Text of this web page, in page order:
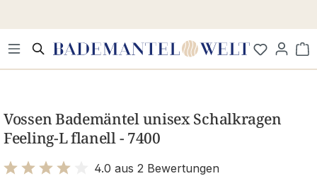
Vossen Bademäntel unisex Schalkragen
Feeling-L flanell - 7400
4.0 aus 2 Bewertungen